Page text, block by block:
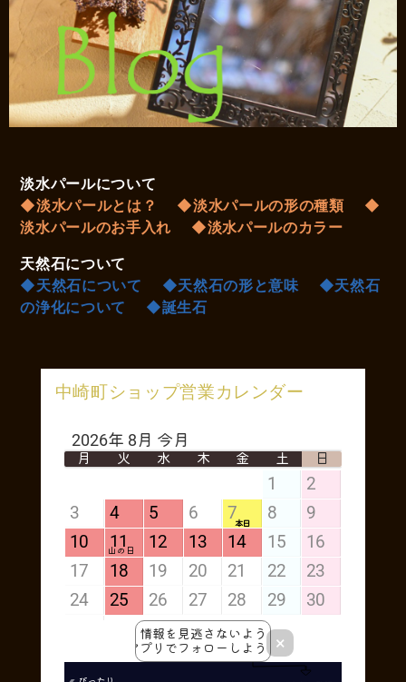
淡水パールについて
◆淡水パールとは？
◆淡水パールの形の種類
◆
淡水パールのお手入れ
◆淡水パールのカラー
天然石について
◆天然石について
◆天然石の形と意味
◆天然石
の浄化について
◆誕生石
中崎町ショップ営業カレンダー